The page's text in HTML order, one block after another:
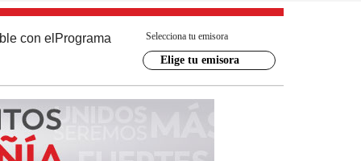
con el Programa Selecciona tu emisora
Elige tu emisora